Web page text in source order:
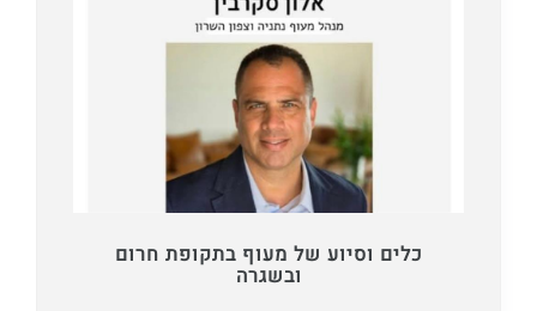
כלים וסיוע של מעוף בתקופת חרום
ובשגרה